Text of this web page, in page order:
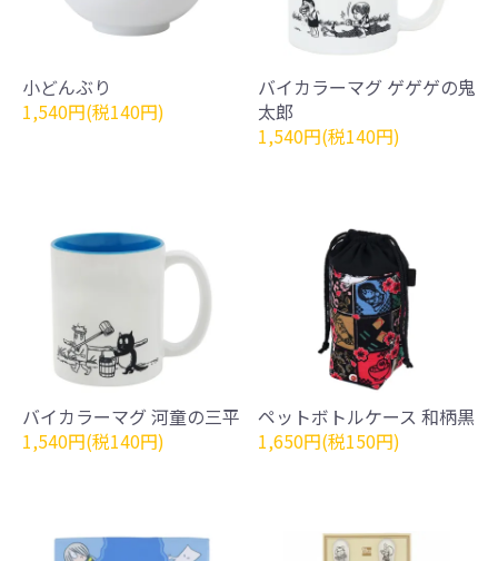
小どんぶり
1,540円(税140円)
バイカラーマグ ゲゲゲの鬼
太郎
1,540円(税140円)
バイカラーマグ 河童の三平
1,540円(税140円)
ペットボトルケース 和柄黒
1,650円(税150円)